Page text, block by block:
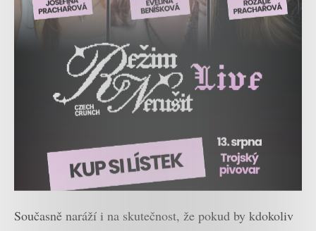
Současně naráží i na skutečnost, že pokud by kdokoliv